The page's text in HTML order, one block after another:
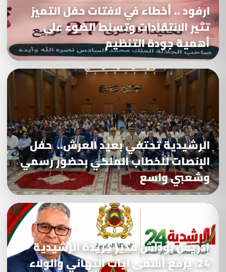
ارفود .. أخطاء في لافتات حفل التميز
تثير الانتقادات وتسلط الضوء على
أهمية جودة التنظيم
الرشيدية تحتفي بعيد العرش.. حفل
الإنصات للخطاب الملكي بحضور رسمي
وشعبي واسع
إدريس بوداش مدير جريدة الرشيدية
24، يرفع أسمى آيات التهاني والولاء